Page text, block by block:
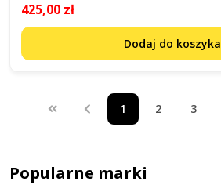
425,00 zł
Dodaj do koszyka
1 2 3
Popularne marki